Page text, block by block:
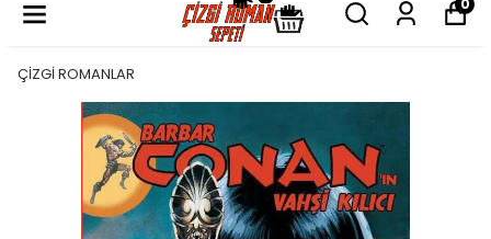
ÇİZGİ ROMANLAR